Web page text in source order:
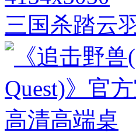
三国杀踏云